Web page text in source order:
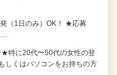
（1日のみ）OK！ ★応募
…
特に20代〜50代の女性の登
くはパソコンをお持ちの方